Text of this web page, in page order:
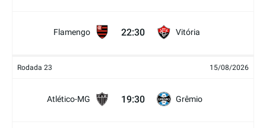
Flamengo 22:30 Vitória
Rodada 23 15/08/2026
Atlético-MG 19:30 Grêmio